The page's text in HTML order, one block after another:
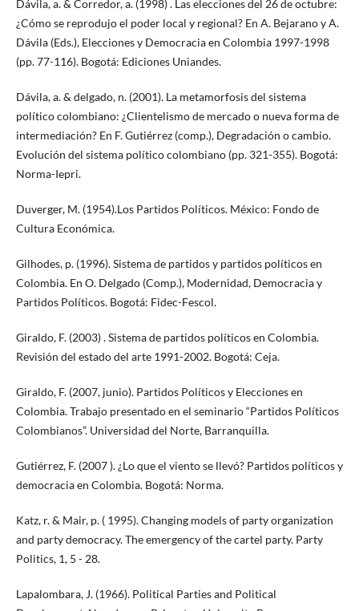
Dávila, a. & Corredor, a. (1998) . Las elecciones del 26 de octubre:
¿Cómo se reprodujo el poder local y regional? En A. Bejarano y A.
Dávila (Eds.), Elecciones y Democracia en Colombia 1997-1998
(pp. 77-116). Bogotá: Ediciones Uniandes.
Dávila, a. & delgado, n. (2001). La metamorfosis del sistema
político colombiano: ¿Clientelismo de mercado o nueva forma de
intermediación? En F. Gutiérrez (comp.), Degradación o cambio.
Evolución del sistema político colombiano (pp. 321-355). Bogotá:
Norma-Iepri.
Duverger, M. (1954).Los Partidos Políticos. México: Fondo de
Cultura Económica.
Gilhodes, p. (1996). Sistema de partidos y partidos políticos en
Colombia. En O. Delgado (Comp.), Modernidad, Democracia y
Partidos Políticos. Bogotá: Fidec-Fescol.
Giraldo, F. (2003) . Sistema de partidos políticos en Colombia.
Revisión del estado del arte 1991-2002. Bogotá: Ceja.
Giraldo, F. (2007, junio). Partidos Políticos y Elecciones en
Colombia. Trabajo presentado en el seminario “Partidos Políticos
Colombianos”. Universidad del Norte, Barranquilla.
Gutiérrez, F. (2007 ). ¿Lo que el viento se llevó? Partidos políticos y
democracia en Colombia. Bogotá: Norma.
Katz, r. & Mair, p. ( 1995). Changing models of party organization
and party democracy. The emergency of the cartel party. Party
Politics, 1, 5 - 28.
Lapalombara, J. (1966). Political Parties and Political